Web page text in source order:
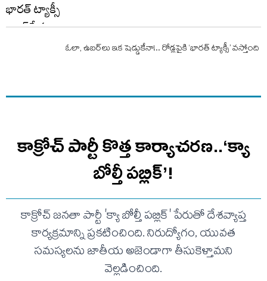
ఓలా, ఉబర్‌లు ఇక షెడ్డుకేనా!.. రోడ్లపైకి ‘భారత్ ట్యాక్సీ’ వస్తోంది
కాక్రోచ్ పార్టీ కొత్త కార్యాచరణ..‘క్యా
బోల్తీ పబ్లిక్’!
కాక్రోచ్ జనతా పార్టీ 'క్యా బోల్తీ పబ్లిక్' పేరుతో దేశవ్యాప్త
కార్యక్రమాన్ని ప్రకటించింది. నిరుద్యోగం, యువత
సమస్యలను జాతీయ అజెండాగా తీసుకెళ్తామని
వెల్లడించింది.